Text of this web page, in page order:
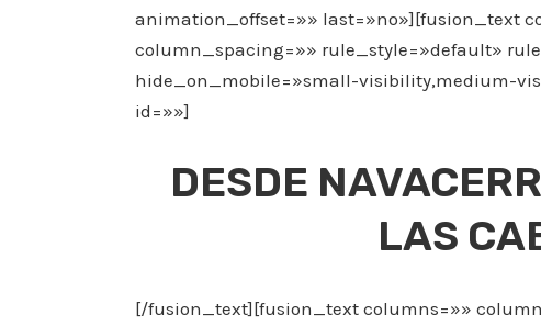
animation_offset=»» last=»no»][fusion_text
column_spacing=»» rule_style=»default»
hide_on_mobile=»small-visibility,medium-
id=»»]
DESDE
LAS
[/fusion_text][fusion_text columns=»»